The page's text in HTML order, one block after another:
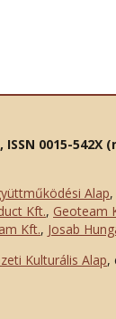
ISSN 0015-
Alap,
Kft., Geoteam
Kft., Josab
Kulturális Alap,